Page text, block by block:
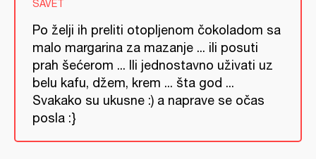
SAVET
Po želji ih preliti otopljenom čokoladom sa
malo margarina za mazanje ... ili posuti
prah šećerom ... Ili jednostavno uživati uz
belu kafu, džem, krem ... šta god ...
Svakako su ukusne :) a naprave se očas
posla :}